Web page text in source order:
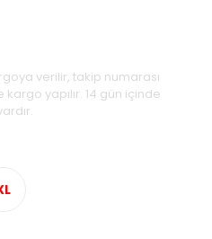
verilir, takip numarası
kargo yapılır. 14 gün içinde